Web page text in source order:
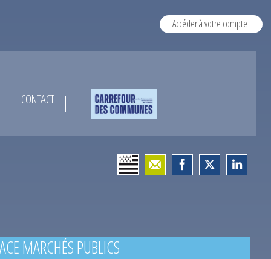
Accéder à votre compte
CONTACT
MARCHÉS PUBLICS